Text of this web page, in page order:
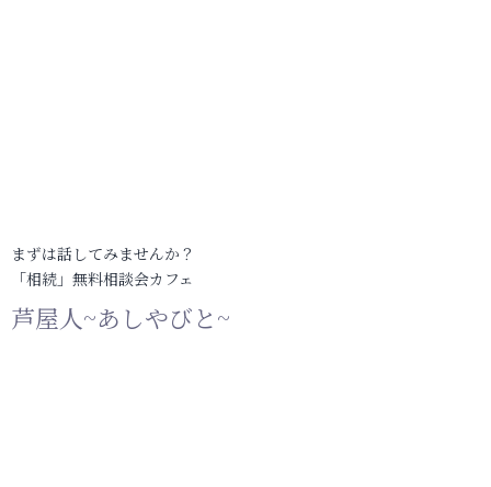
まずは話してみませんか？
「相続」無料相談会カフェ
芦屋人~あしやびと~